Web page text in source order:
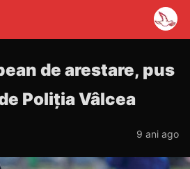
de arestare, pus
Poliția Vâlcea
9 ani ago